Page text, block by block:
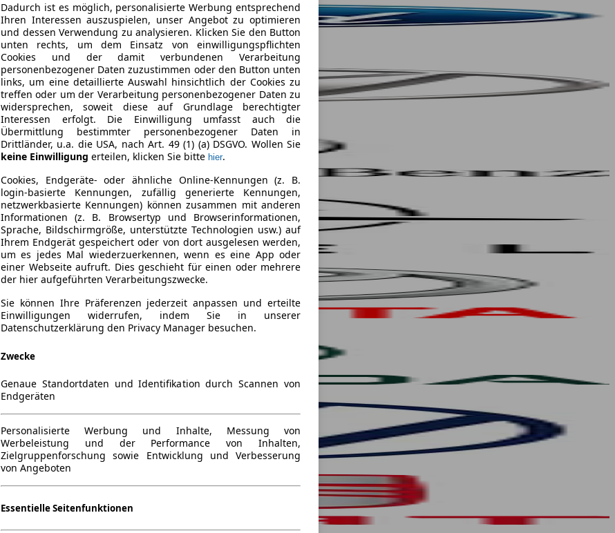
Dadurch ist es möglich, personalisierte Werbung entsprechend
Ihren Interessen auszuspielen, unser Angebot zu optimieren
und dessen Verwendung zu analysieren. Klicken Sie den Button
unten rechts, um dem Einsatz von einwilligungspflichten
Cookies und der damit verbundenen Verarbeitung
personenbezogener Daten zuzustimmen oder den Button unten
links, um eine detaillierte Auswahl hinsichtlich der Cookies zu
treffen oder um der Verarbeitung personenbezogener Daten zu
widersprechen, soweit diese auf Grundlage berechtigter
Interessen erfolgt. Die Einwilligung umfasst auch die
Übermittlung bestimmter personenbezogener Daten in
Drittländer, u.a. die USA, nach Art. 49 (1) (a) DSGVO. Wollen Sie
keine Einwilligung erteilen, klicken Sie bitte hier.
Cookies, Endgeräte- oder ähnliche Online-Kennungen (z. B.
login-basierte Kennungen, zufällig generierte Kennungen,
netzwerkbasierte Kennungen) können zusammen mit anderen
Informationen (z. B. Browsertyp und Browserinformationen,
Sprache, Bildschirmgröße, unterstützte Technologien usw.) auf
Ihrem Endgerät gespeichert oder von dort ausgelesen werden,
um es jedes Mal wiederzuerkennen, wenn es eine App oder
einer Webseite aufruft. Dies geschieht für einen oder mehrere
der hier aufgeführten Verarbeitungszwecke.
Sie können Ihre Präferenzen jederzeit anpassen und erteilte
Einwilligungen widerrufen, indem Sie in unserer
Datenschutzerklärung den Privacy Manager besuchen.
Zwecke
Genaue Standortdaten und Identifikation durch Scannen von
Endgeräten
Personalisierte Werbung und Inhalte, Messung von
Werbeleistung und der Performance von Inhalten,
Zielgruppenforschung sowie Entwicklung und Verbesserung
von Angeboten
Essentielle Seitenfunktionen